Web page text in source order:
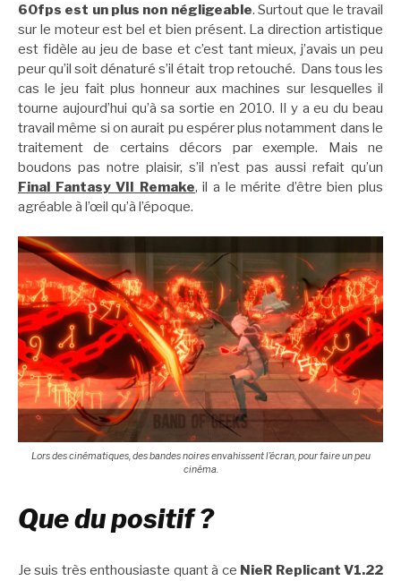
60fps est un plus non négligeable. Surtout que le travail
sur le moteur est bel et bien présent. La direction artistique
est fidèle au jeu de base et c’est tant mieux, j’avais un peu
peur qu’il soit dénaturé s’il était trop retouché. Dans tous les
cas le jeu fait plus honneur aux machines sur lesquelles il
tourne aujourd’hui qu’à sa sortie en 2010. Il y a eu du beau
travail même si on aurait pu espérer plus notamment dans le
traitement de certains décors par exemple. Mais ne
boudons pas notre plaisir, s’il n’est pas aussi refait qu’un
Final Fantasy VII Remake, il a le mérite d’être bien plus
agréable à l’œil qu’à l’époque.
Lors des cinématiques, des bandes noires envahissent l’écran, pour faire un peu
cinéma.
Que du positif ?
Je suis très enthousiaste quant à ce NieR Replicant V1.22